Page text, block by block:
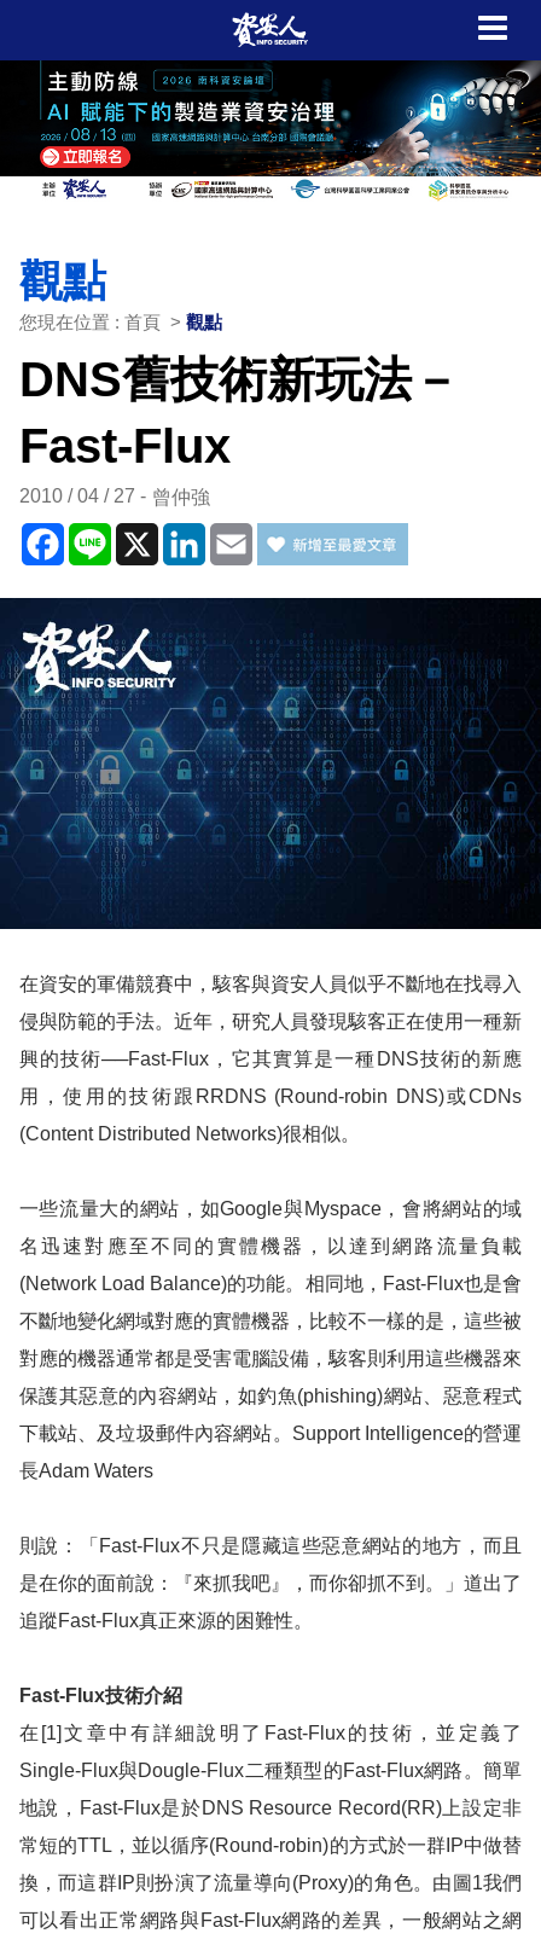
觀點
您現在位置 : 首頁 > 觀點
DNS舊技術新玩法－
Fast-Flux
2010 / 04 / 27 曾仲強
Facebook
Line X LinkedIn
Email
在資安的軍備競賽中，駭客與資安人員似乎不斷地在找尋入
侵與防範的手法。近年，研究人員發現駭客正在使用一種新
興的技術──Fast-Flux ，它其實算是一種 DNS技術的新應
用，使用的技術跟 RRDNS (Round-robin DNS)或CDNs
(Content Distributed Networks)很相似。
一些流量大的網站，如Google與Myspace，會將網站的域
名迅速對應至不同的實體機器，以達到網路流量負載
(Network Load Balance)的功能。相同地， Fast-Flux也是會
不斷地變化網域對應的實體機器，比較不一樣的是，這些被
對應的機器通常都是受害電腦設備，駭客則利用這些機器來
保護其惡意的內容網站，如釣魚(phishing)網站、惡意程式
下載站、及垃圾郵件內容網站。 Support Intelligence的營運
長Adam Waters
則說：「 Fast-Flux不只是隱藏這些惡意網站的地方，而且
是在你的面前說：『來抓我吧』，而你卻抓不到。」道出了
追蹤Fast-Flux真正來源的困難性。
Fast-Flux技術介紹
在 [1] 文章中有詳細說明了 Fast-Flux的技術，並定義了
Single-Flux與Dougle-Flux二種類型的Fast-Flux網路。簡單
地說， Fast-Flux是於DNS Resource Record(RR)上設定非
常短的TTL ，並以循序(Round-robin)的方式於一群 IP中做替
換，而這群IP則扮演了流量導向(Proxy)的角色。由 圖 1我們
可以看出正常網路與Fast-Flux網路的差異，一般網站之網